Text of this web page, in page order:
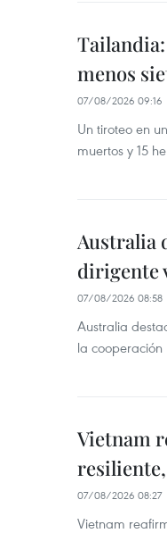
menos
07/08/2026 09:16
Un tiroteo en
muertos y 15
Australia
dirigente
07/08/2026 08:58
Australia
la
Vietnam
07/08/2026 08:27
Vietnam